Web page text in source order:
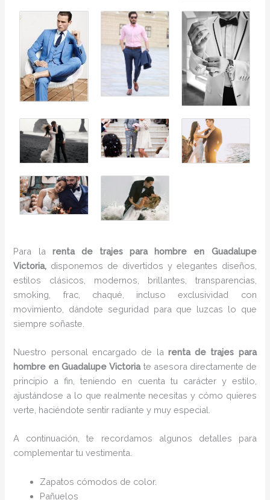
Para la renta de trajes para hombre
en Guadalupe
Victoria, disponemos de divertidos y elegantes diseños,
estilos clásicos, modernos, brillantes, transparencias,
smoking, frac, chaqué, incluso exclusividad con
movimiento, dándote seguridad para que luzcas lo que
siempre soñaste.
Nuestro personal encargado de la renta de trajes para
hombre en Guadalupe Victoriate asesora directamente de
principio a fin, teniendo en cuenta tu carácter y estilo,
ajustándose a lo que realmente necesitas y cómo quieres
verte, haciéndote sentir radiante y muy especial.
A continuación, te recordamos algunos detalles para
complementar tu vestimenta.
Zapatos cómodos de color.
Pañuelos